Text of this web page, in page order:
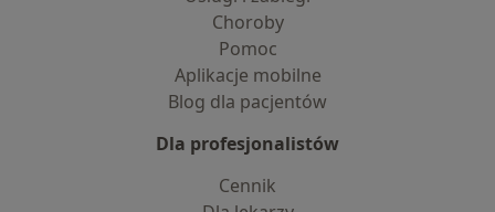
Choroby
Pomoc
Aplikacje mobilne
Blog dla pacjentów
Dla profesjonalistów
Cennik